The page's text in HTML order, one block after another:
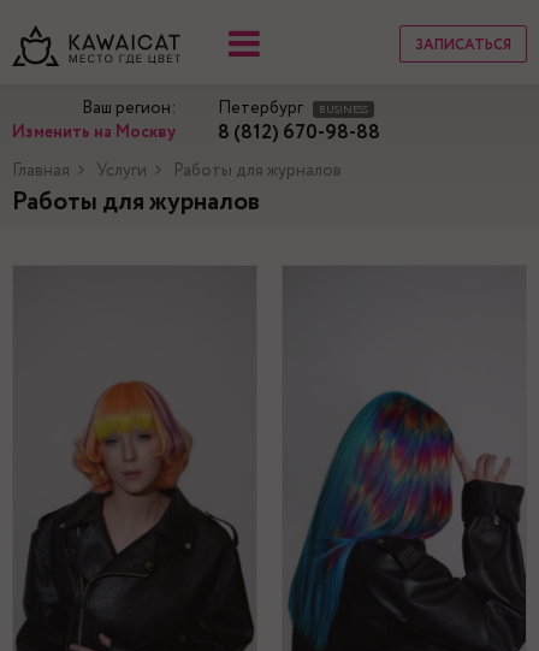
ЗАПИСАТЬСЯ
Ваш регион:
Изменить на Москву
Петербург BUSINESS
8 (812) 670-98-88
Главная Услуги Работы для журналов
Работы для журналов